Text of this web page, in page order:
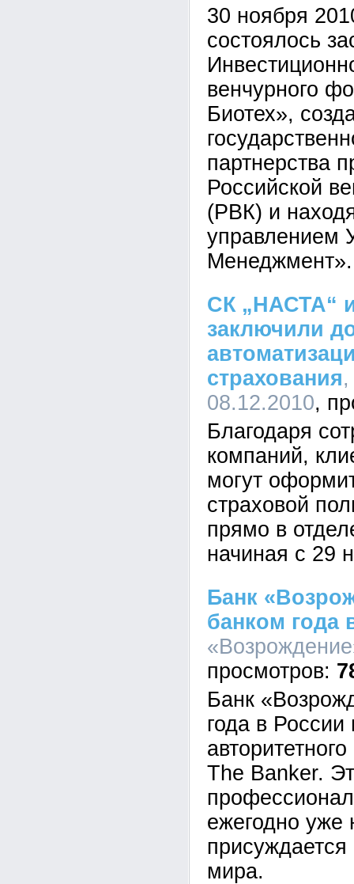
30 ноября
состоялось
венчурного
Биотех»,
партнерства
Российской
(РВК) и
управлением
Менеджмент».
СК „НАСТА“
заключили
страхования
08.12.2010
Благодаря
компаний,
могут
страховой
прямо в
начиная с 29
Банк
банком года
Банк
года в России
The Banker.
ежегодно уже
мира.